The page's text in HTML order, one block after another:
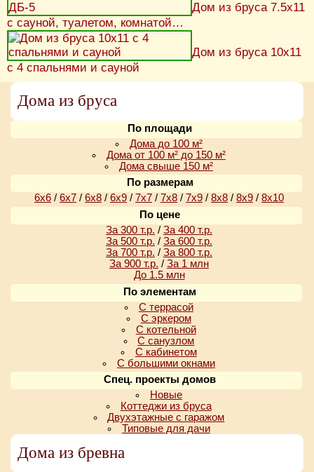
Дом из бруса 7.5х11
с сауной, туалетом, комнатой…
Дом из бруса 10х11
с 4 спальнями и сауной
Дома из бруса
По площади
Дома до 100 м²
Дома от 100 м² до 150 м²
Дома свыше 150 м²
По размерам
6х6 / 6х7 / 6х8 / 6х9 / 7х7 / 7х8 / 7х9 / 8х8 / 8х9 / 8х10
По цене
За 300 т.р. / За 400 т.р.
За 500 т.р. / За 600 т.р.
За 700 т.р. / За 800 т.р.
За 900 т.р. / За 1 млн
До 1.5 млн
По элементам
С террасой
С эркером
С котельной
С санузлом
С кабинетом
С большими окнами
Спец. проекты домов
Новые
Коттеджи из бруса
Двухэтажные с гаражом
Типовые для дачи
Дома из бревна